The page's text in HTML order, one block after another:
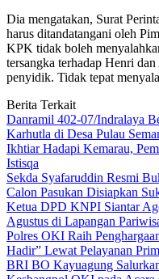
Dia mengatakan, Surat
harus ditandatangani oleh
KPK tidak boleh
tersangka terhadap Henri
penyidik. Tidak tepat
Berita Terkait
Danramil 402-07/Indralaya
Karhutla di Desa Pulau
Ikhtiar Hadapi Kemarau,
Istisqa
Sekda Syafaruddin Resmi
Calon Pasukan Disiapkan
Ketua DPD KNPI Siantar
Agustus di Lapangan
Polres OKI Raih
Hadir” Lewat Pelayanan
BRI BO Kayuagung